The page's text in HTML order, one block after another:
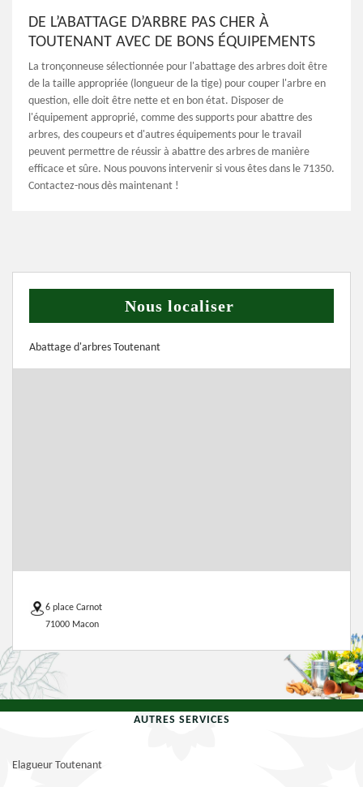
DE L’ABATTAGE D’ARBRE PAS CHER À
TOUTENANT AVEC DE BONS ÉQUIPEMENTS
La tronçonneuse sélectionnée pour l'abattage des arbres doit être
de la taille appropriée (longueur de la tige) pour couper l'arbre en
question, elle doit être nette et en bon état. Disposer de
l'équipement approprié, comme des supports pour abattre des
arbres, des coupeurs et d'autres équipements pour le travail
peuvent permettre de réussir à abattre des arbres de manière
efficace et sûre. Nous pouvons intervenir si vous êtes dans le 71350.
Contactez-nous dès maintenant !
Nous localiser
Abattage d'arbres Toutenant
6 place Carnot
71000 Macon
AUTRES SERVICES
Elagueur Toutenant